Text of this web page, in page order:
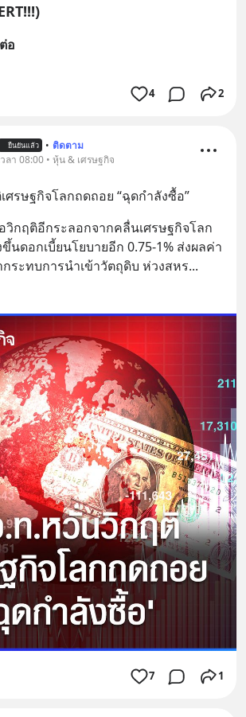
อ
4 2
ยืนยันแล้ว • ติดตาม
ลา 08:00 • หุ้น & เศรษฐกิจ
ศรษฐกิจโลกถดถอย “ฉุดกำลังซื้อ”
วิกฤติอีกระลอกจากคลื่นเศรษฐกิจโลก
นดอกเบี้ยนโยบายอีก 0.75-1% ส่งผลค่า
กระทบการนำเข้าวัตถุดิบ ห่วงสหร
7 1